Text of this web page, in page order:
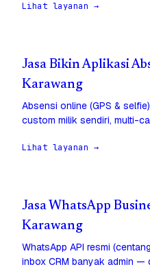
Lihat layanan →
Jasa Bikin Aplikasi
Karawang
Absensi online (GPS &
custom milik sendiri, multi-
Lihat layanan →
Jasa WhatsApp
Karawang
WhatsApp API resmi
inbox CRM banyak admin —